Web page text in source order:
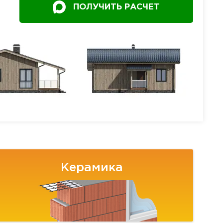
ПОЛУЧИТЬ РАСЧЕТ
Керамика